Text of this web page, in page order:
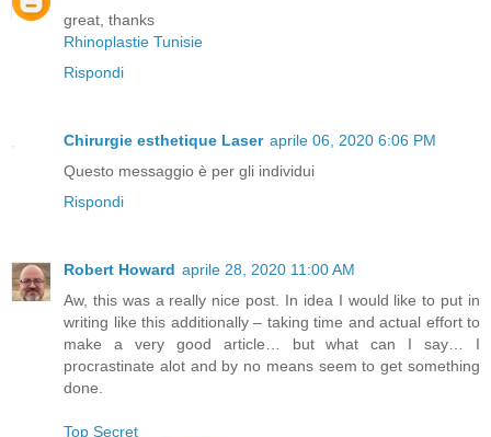
great, thanks
Rhinoplastie Tunisie
Rispondi
Chirurgie esthetique Laser aprile 06, 2020 6:06 PM
Questo messaggio è per gli individui
Rispondi
Robert Howard aprile 28, 2020 11:00 AM
Aw, this was a really nice post. In idea I would like to put in
writing like this additionally – taking time and actual effort to
make a very good article… but what can I say… I
procrastinate alot and by no means seem to get something
done.
Top Secret